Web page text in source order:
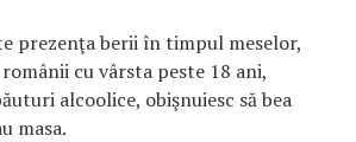
prezenţa berii în timpul meselor,
cu vârsta peste 18 ani,
alcoolice, obişnuiesc să bea
masa.